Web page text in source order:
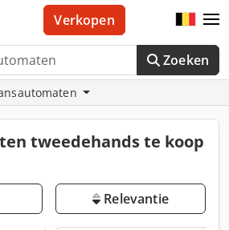
Zoeken
Verkopen
tweedehands te koop
Relevantie